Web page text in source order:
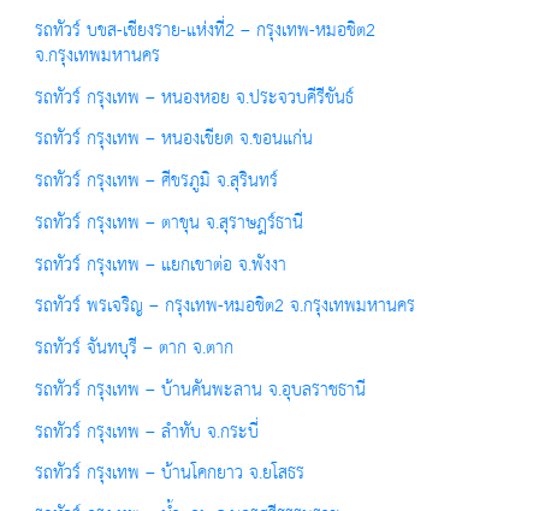
รถทัวร์ บขส-เชียงราย-แห่งที่2 – กรุงเทพ-หมอชิต2
จ.กรุงเทพมหานคร
รถทัวร์ กรุงเทพ – หนองหอย จ.ประจวบคีรีขันธ์
รถทัวร์ กรุงเทพ – หนองเขียด จ.ขอนแก่น
รถทัวร์ กรุงเทพ – ศีขรภูมิ จ.สุรินทร์
รถทัวร์ กรุงเทพ – ตาขุน จ.สุราษฎร์ธานี
รถทัวร์ กรุงเทพ – แยกเขาต่อ จ.พังงา
รถทัวร์ พรเจริญ – กรุงเทพ-หมอชิต2 จ.กรุงเทพมหานคร
รถทัวร์ จันทบุรี – ตาก จ.ตาก
รถทัวร์ กรุงเทพ – บ้านคันพะลาน จ.อุบลราชธานี
รถทัวร์ กรุงเทพ – ลำทับ จ.กระบี่
รถทัวร์ กรุงเทพ – บ้านโคกยาว จ.ยโสธร